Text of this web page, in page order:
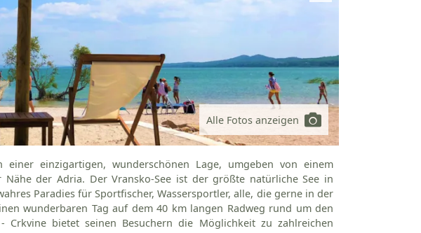
Alle Fotos anzeigen
einzigartigen, wunderschönen Lage, umgeben von einem
der Adria. Der Vransko-See ist der größte natürliche See in
Paradies für Sportfischer, Wassersportler, alle, die gerne in der
wunderbaren Tag auf dem 40 km langen Radweg rund um den
Crkvine bietet seinen Besuchern die Möglichkeit zu zahlreichen